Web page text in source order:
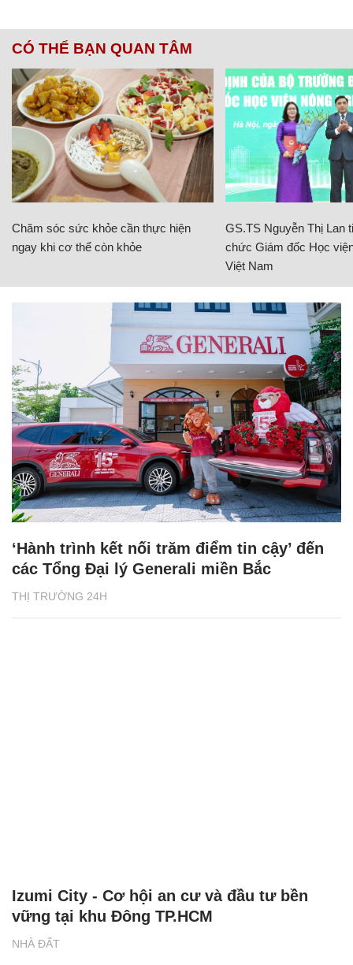
CÓ THỂ BẠN QUAN TÂM
Chăm sóc sức khỏe cần thực hiện
ngay khi cơ thể còn khỏe
GS.TS Nguyễn Thị Lan
chức Giám đốc Học
Việt Nam
THỊ TRƯỜNG 24H
‘Hành trình kết nối trăm điểm tin cậy’ đến
các Tổng Đại lý Generali miền Bắc
NHÀ ĐẤT
Izumi City - Cơ hội an cư và đầu tư bền
vững tại khu Đông TP.HCM